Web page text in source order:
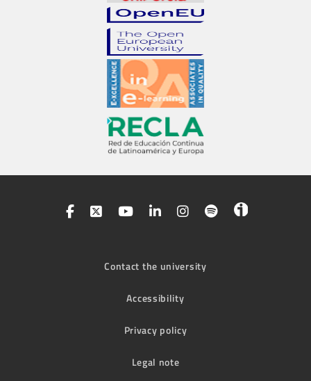
Contact the university
Accessibility
Privacy policy
Legal note